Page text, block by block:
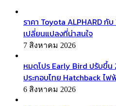
ราคา Toyota ALPHARD กั
เปลี่ยนแปลงที่น่าสนใจ
7 สิงหาคม 2026
หมดโปร Early Bird ปรับขึ้น
ประกอบไทย Hatchback ไฟ
6 สิงหาคม 2026